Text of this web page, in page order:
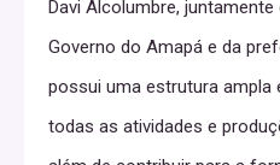
Davi Alcolumbre,
Governo do Amapá e da
possui uma estrutura ampla
todas as atividades e